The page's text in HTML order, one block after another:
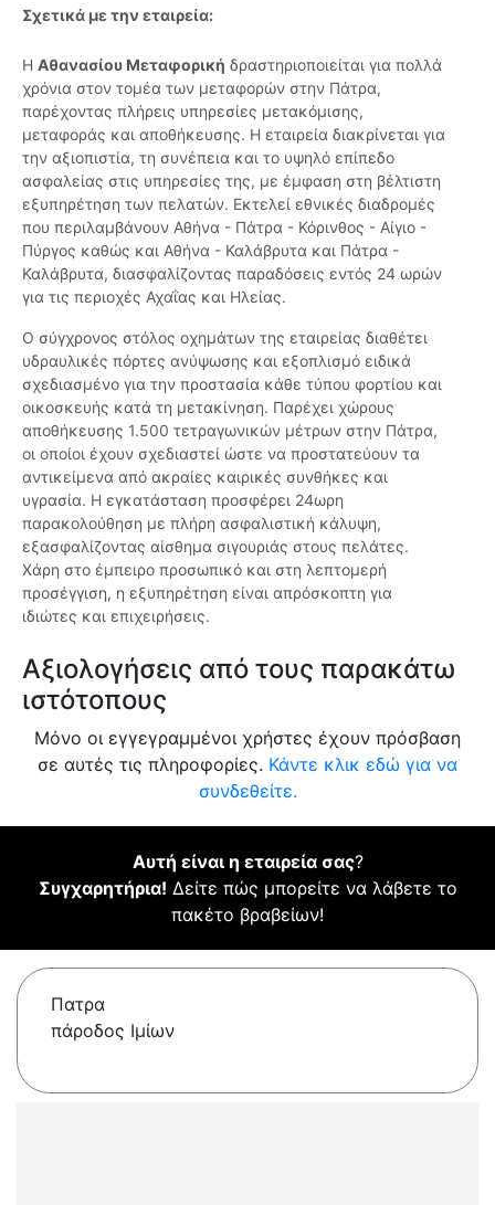
Σχετικά με την εταιρεία:
Η Αθανασίου Μεταφορική δραστηριοποιείται για πολλά
χρόνια στον τομέα των μεταφορών στην Πάτρα,
παρέχοντας πλήρεις υπηρεσίες μετακόμισης,
μεταφοράς και αποθήκευσης. Η εταιρεία διακρίνεται για
την αξιοπιστία, τη συνέπεια και το υψηλό επίπεδο
ασφαλείας στις υπηρεσίες της, με έμφαση στη βέλτιστη
εξυπηρέτηση των πελατών. Εκτελεί εθνικές διαδρομές
που περιλαμβάνουν Αθήνα - Πάτρα - Κόρινθος - Αίγιο -
Πύργος καθώς και Αθήνα - Καλάβρυτα και Πάτρα -
Καλάβρυτα, διασφαλίζοντας παραδόσεις εντός 24 ωρών
για τις περιοχές Αχαΐας και Ηλείας.
Ο σύγχρονος στόλος οχημάτων της εταιρείας διαθέτει
υδραυλικές πόρτες ανύψωσης και εξοπλισμό ειδικά
σχεδιασμένο για την προστασία κάθε τύπου φορτίου και
οικοσκευής κατά τη μετακίνηση. Παρέχει χώρους
αποθήκευσης 1.500 τετραγωνικών μέτρων στην Πάτρα,
οι οποίοι έχουν σχεδιαστεί ώστε να προστατεύουν τα
αντικείμενα από ακραίες καιρικές συνθήκες και
υγρασία. Η εγκατάσταση προσφέρει 24ωρη
παρακολούθηση με πλήρη ασφαλιστική κάλυψη,
εξασφαλίζοντας αίσθημα σιγουριάς στους πελάτες.
Χάρη στο έμπειρο προσωπικό και στη λεπτομερή
προσέγγιση, η εξυπηρέτηση είναι απρόσκοπτη για
ιδιώτες και επιχειρήσεις.
Αξιολογήσεις από τους παρακάτω
ιστότοπους
Μόνο οι εγγεγραμμένοι χρήστες έχουν πρόσβαση
σε αυτές τις πληροφορίες. Κάντε κλικ εδώ για να
συνδεθείτε.
Αυτή είναι η εταιρεία σας?
Συγχαρητήρια! Δείτε πώς μπορείτε να λάβετε το
πακέτο βραβείων!
Πατρα
πάροδος Ιμίων